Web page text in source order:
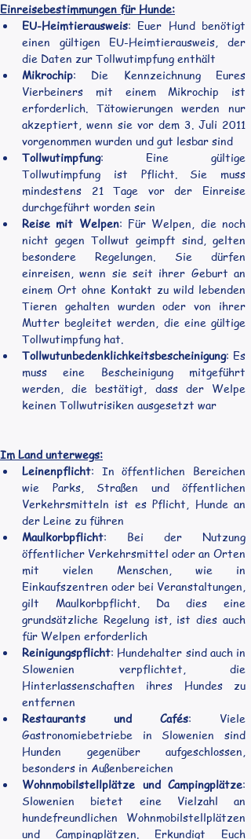
Einreisebestimmungen für Hunde:
EU-Heimtierausweis: Euer Hund benötigt
einen gültigen EU-Heimtierausweis, der
die Daten zur Tollwutimpfung enthält
Mikrochip: Die Kennzeichnung Eures
Vierbeiners mit einem Mikrochip ist
erforderlich. Tätowierungen werden nur
akzeptiert, wenn sie vor dem 3. Juli 2011
vorgenommen wurden und gut lesbar sind
Tollwutimpfung: Eine gültige
Tollwutimpfung ist Pflicht. Sie muss
mindestens 21 Tage vor der Einreise
durchgeführt worden sein
Reise mit Welpen: Für Welpen, die noch
nicht gegen Tollwut geimpft sind, gelten
besondere Regelungen. Sie dürfen
einreisen, wenn sie seit ihrer Geburt an
einem Ort ohne Kontakt zu wild lebenden
Tieren gehalten wurden oder von ihrer
Mutter begleitet werden, die eine gültige
Tollwutimpfung hat.
Tollwutunbedenklichkeitsbescheinigung: Es
muss eine Bescheinigung mitgeführt
werden, die bestätigt, dass der Welpe
keinen Tollwutrisiken ausgesetzt war
Im Land unterwegs:
Leinenpflicht: In öffentlichen Bereichen
wie Parks, Straßen und öffentlichen
Verkehrsmitteln ist es Pflicht, Hunde an
der Leine zu führen
Maulkorbpflicht: Bei der Nutzung
öffentlicher Verkehrsmittel oder an Orten
mit vielen Menschen, wie in
Einkaufszentren oder bei Veranstaltungen,
gilt Maulkorbpflicht. Da dies eine
grundsätzliche Regelung ist, ist dies auch
für Welpen erforderlich
Reinigungspflicht: Hundehalter sind auch in
Slowenien verpflichtet, die
Hinterlassenschaften ihres Hundes zu
entfernen
Restaurants und Cafés: Viele
Gastronomiebetriebe in Slowenien sind
Hunden gegenüber aufgeschlossen,
besonders in Außenbereichen
Wohnmobilstellplätze und Campingplätze:
Slowenien bietet eine Vielzahl an
hundefreundlichen Wohnmobilstellplätzen
und Campingplätzen. Erkundigt Euch